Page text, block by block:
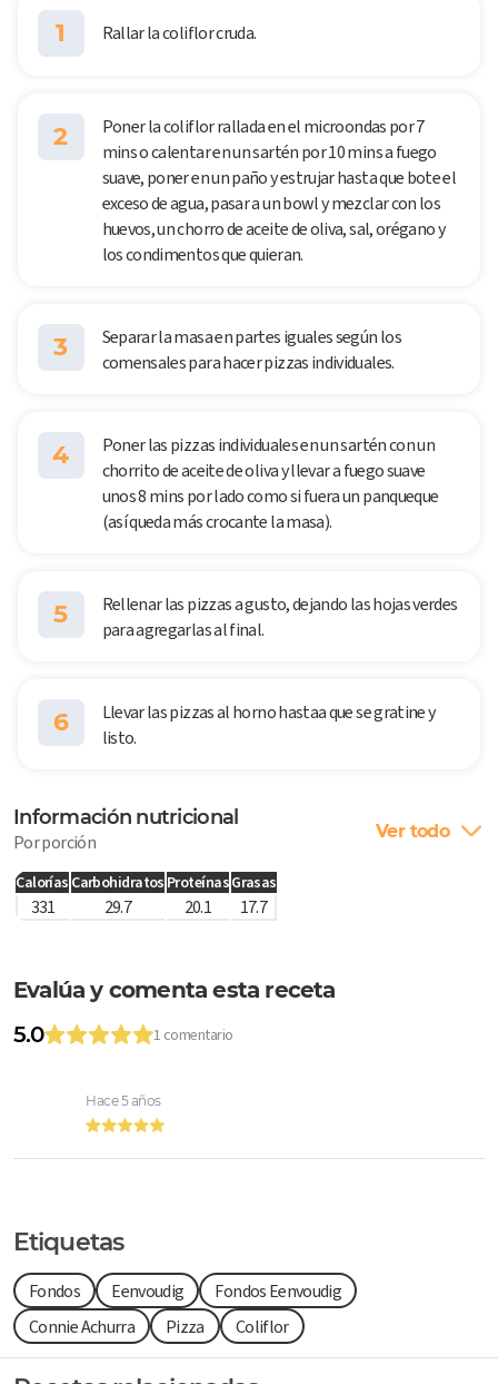
1 Rallar la coliflor cruda.
2
Poner la coliflor rallada en el microondas por 7
mins o calentar en un sartén por 10 mins a fuego
suave, poner en un paño y estrujar hasta que bote el
exceso de agua, pasar a un bowl y mezclar con los
huevos, un chorro de aceite de oliva, sal, orégano y
los condimentos que quieran.
3
Separar la masa en partes iguales según los
comensales para hacer pizzas individuales.
4
Poner las pizzas individuales en un sartén con un
chorrito de aceite de oliva y llevar a fuego suave
unos 8 mins por lado como si fuera un panqueque
(así queda más crocante la masa).
5
Rellenar las pizzas a gusto, dejando las hojas verdes
para agregarlas al final.
6
Llevar las pizzas al horno hastaa que se gratine y
listo.
Información nutricional
Por porción Ver todo
Calorías Carbohidratos ProteínasGrasas
331 29.7 20.1 17.7
Evalúa y comenta esta receta
5.0
1 comentario
Hace 5 años
Etiquetas
Fondos Eenvoudig
Fondos Eenvoudig
Connie Achurra
Pizza Coliflor